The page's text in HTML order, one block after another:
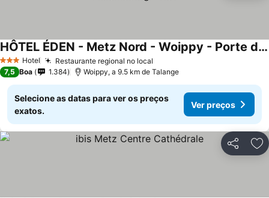
3 EstrelasHotel Restaurante regional no local
HÔTEL ÉDEN - Metz Nord - Woippy - Porte du Luxembourg - A31
Ver preços
7,5 Boa 1.384 Woippy, a 9.5 km de Talange
Selecione as datas para ver os preços
exatos.
Ver preços
Partilhar